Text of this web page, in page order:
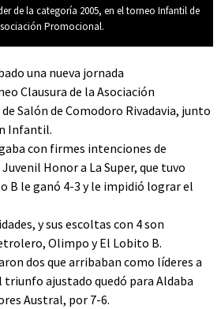
de la categoría 2005, en el torneo Infantil de
Promocional.
una nueva jornada
Clausura de la Asociación
Salón de Comodoro Rivadavia, junto
Infantil.
con firmes intenciones de
Honor a La Super, que tuvo
B le ganó 4-3 y le impidió lograr el
y sus escoltas con 4 son
Olimpo y El Lobito B.
dos que arribaban como líderes a
triunfo ajustado quedó para Aldaba
Austral, por 7-6.